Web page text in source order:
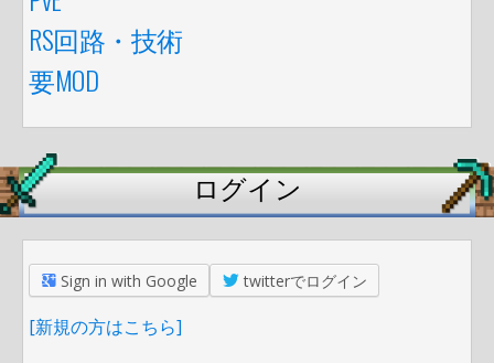
RS回路・技術
要MOD
ログイン
Sign in with Google twitterでログイン
[新規の方はこちら]